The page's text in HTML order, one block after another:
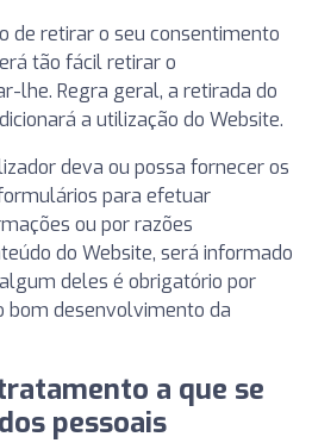
de retirar o seu consentimento
tão fácil retirar o
lhe. Regra geral, a retirada do
a utilização do Website.
deva ou possa fornecer os
para efetuar
ou por razões
do Website, será informado
deles é obrigatório por
bom desenvolvimento da
a que se
pessoais